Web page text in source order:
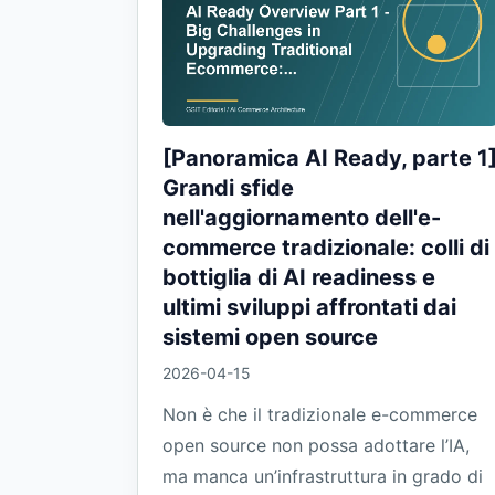
[Panoramica AI Ready, parte
Grandi sfide
nell'aggiornamento dell'e-
commerce tradizionale: colli di
bottiglia di AI readiness e
ultimi sviluppi affrontati dai
sistemi open source
2026-04-15
Non è che il tradizionale e-commerce
open source non possa adottare l’IA,
ma manca un’infrastruttura in grado di